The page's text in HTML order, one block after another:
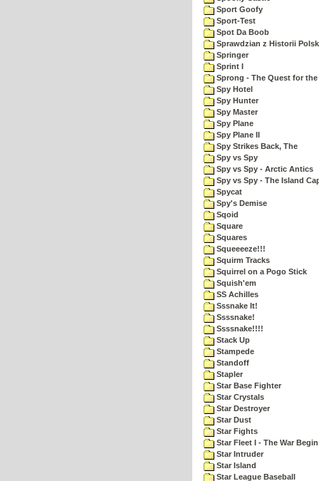
Sport Goofy
Sport-Test
Spot Da Boob
Sprawdzian z Historii
Springer
Sprint I
Sprong - The Quest for
Spy Hotel
Spy Hunter
Spy Master
Spy Plane
Spy Plane II
Spy Strikes Back, The
Spy vs Spy
Spy vs Spy - Arctic Antics
Spy vs Spy - The Island
Spycat
Spy's Demise
Sqoid
Square
Squares
Squeeeeze!!!
Squirm Tracks
Squirrel on a Pogo Stick
Squish'em
SS Achilles
Sssnake It!
Ssssnake!
Ssssnake!!!!
Stack Up
Stampede
Standoff
Stapler
Star Base Fighter
Star Crystals
Star Destroyer
Star Dust
Star Fights
Star Fleet I - The War
Star Intruder
Star Island
Star League Baseball